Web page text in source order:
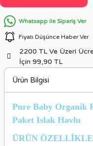
Whatsapp ile Sipariş Ver
Fiyatı Düşünce Haber Ver
2200 TL Ve Üzeri
İçin 99,90 TL
Ürün Bilgisi
Pure Baby Organik
Paket Islak Havlu
ÜRÜN